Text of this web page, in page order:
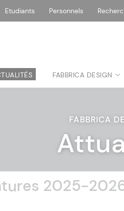
Etudiants Personnels
FABBRICA DESIGN
FABBRICA
2025-